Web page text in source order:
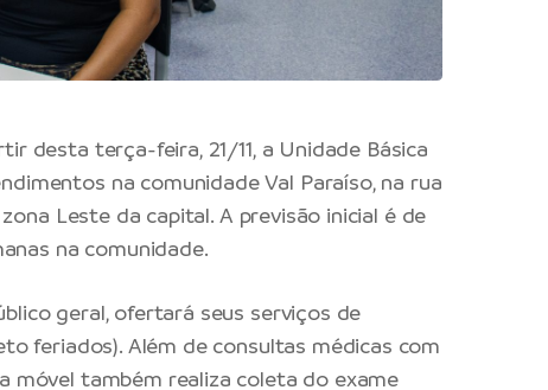
desta terça-feira, 21/11, a Unidade Básica
na comunidade Val Paraíso, na rua
Leste da capital. A previsão inicial é de
na comunidade.
geral, ofertará seus serviços de
feriados). Além de consultas médicas com
móvel também realiza coleta do exame